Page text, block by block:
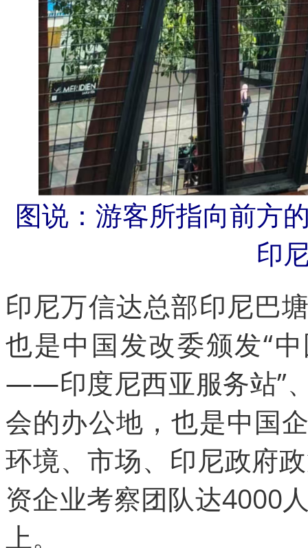
图说：游客所指向前方
印
印尼万信达总部印尼巴
也是中国发改委颁发“
——印度尼西亚服务站”
会的办公地，也是中国
环境、市场、印尼政府
资企业考察团队达4000
上。